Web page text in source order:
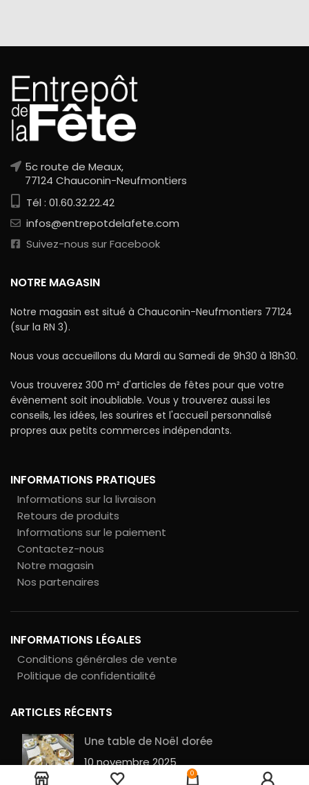
5c route de Meaux,
77124 Chauconin-Neufmontiers
Tél : 01.60.32.22.42
infos@entrepotdelafete.com
Suivez-nous sur Facebook
NOTRE MAGASIN
Notre magasin est situé à Chauconin-Neufmontiers 77124
(sur la RN 3).
Nous vous accueillons du Mardi au Samedi de 9h30 à 18h30.
Vous trouverez 300 m² d'articles de fêtes pour que votre
évènement soit inoubliable. Vous y trouverez aussi les
conseils, les idées, les sourires et l'accueil personnalisé
propres aux petits commerces indépendants.
INFORMATIONS PRATIQUES
Informations sur la livraison
Retours de produits
Informations sur le paiement
Contactez-nous
Notre magasin
Nos partenaires
INFORMATIONS LÉGALES
Conditions générales de vente
Politique de confidentialité
ARTICLES RÉCENTS
Une table de Noël dorée
10 novembre 2025
Bonhommes5,00
22
0